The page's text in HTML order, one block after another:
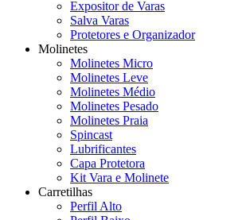
Expositor de Varas
Salva Varas
Protetores e Organizador
Molinetes
Molinetes Micro
Molinetes Leve
Molinetes Médio
Molinetes Pesado
Molinetes Praia
Spincast
Lubrificantes
Capa Protetora
Kit Vara e Molinete
Carretilhas
Perfil Alto